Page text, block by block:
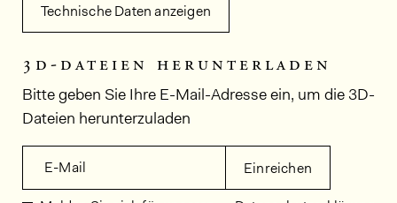
Technische Daten anzeigen
3d-dateien herunterladen
Bitte geben Sie Ihre E-Mail-Adresse ein, um die 3D-
Dateien herunterzuladen
E-Mail Einreichen